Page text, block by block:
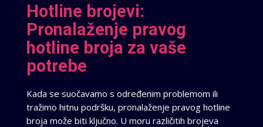
Hotline brojevi:
Pronalaženje pravog
hotline broja za vaše
potrebe
Kada se suočavamo s određenim problemom ili
tražimo hitnu podršku, pronalaženje pravog hotline
broja može biti ključno. U moru različitih brojeva